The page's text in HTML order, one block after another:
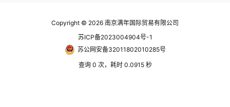
Copyright © 2026 南京满年国际贸易有限公司
苏ICP备2023004904号-1
苏公网安备32011802010285号
查询 0 次，耗时 0.0915 秒